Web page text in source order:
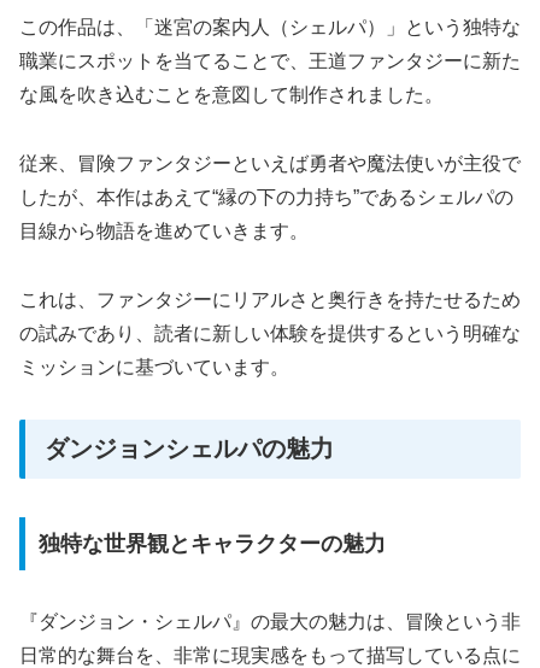
この作品は、「迷宮の案内人（シェルパ）」という独特な
職業にスポットを当てることで、王道ファンタジーに新た
な風を吹き込むことを意図して制作されました。
従来、冒険ファンタジーといえば勇者や魔法使いが主役で
したが、本作はあえて“縁の下の力持ち”であるシェルパの
目線から物語を進めていきます。
これは、ファンタジーにリアルさと奥行きを持たせるため
の試みであり、読者に新しい体験を提供するという明確な
ミッションに基づいています。
ダンジョンシェルパの魅力
独特な世界観とキャラクターの魅力
『ダンジョン・シェルパ』の最大の魅力は、冒険という非
日常的な舞台を、非常に現実感をもって描写している点に